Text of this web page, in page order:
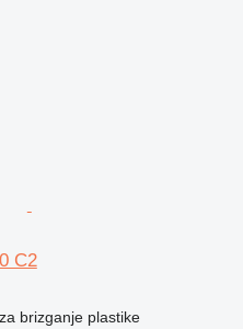
C2
brizganje plastike